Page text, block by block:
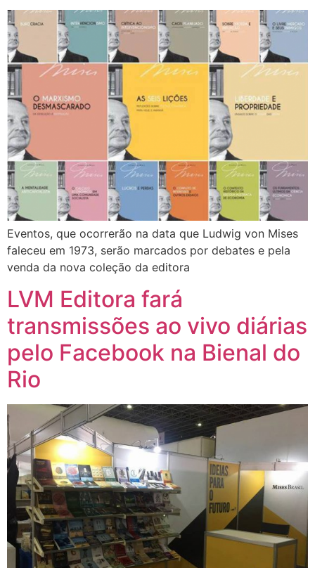
Eventos, que ocorrerão na data que Ludwig von Mises
faleceu em 1973, serão marcados por debates e pela
venda da nova coleção da editora
LVM Editora fará
transmissões ao vivo diárias
pelo Facebook na Bienal do
Rio